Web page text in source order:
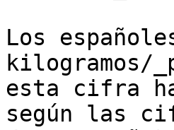
Los
kilogramos/
esta cifra
según las